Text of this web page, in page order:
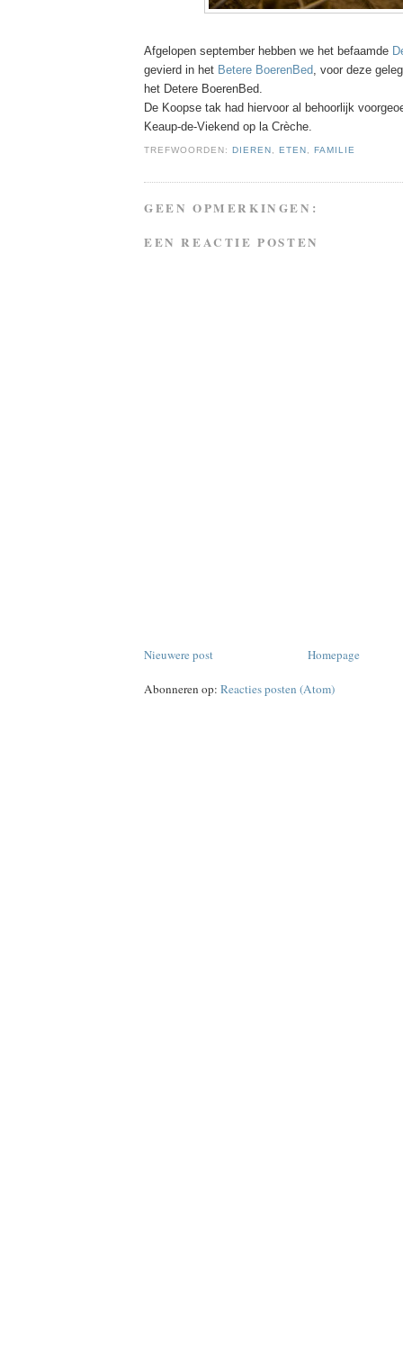
Afgelopen september hebben we het befaamde
gevierd in het Betere BoerenBed , voor deze
het Detere BoerenBed.
De Koopse tak had hiervoor al behoorlijk
Keaup-de-Viekend op la Crèche.
TREFWOORDEN: DIEREN , ETEN , FAMILIE
GEEN OPMERKINGEN:
EEN REACTIE POSTEN
Nieuwere post Homepage
Abonneren op: Reacties posten (Atom)